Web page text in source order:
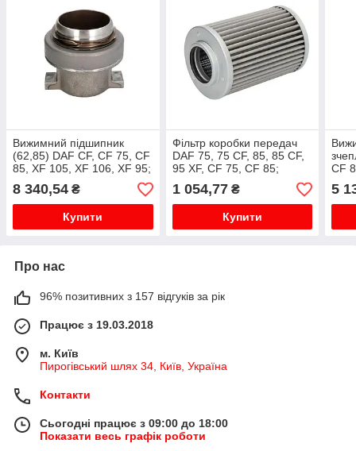
Вижимний підшипник
(62,85) DAF CF, CF 75, CF
85, XF 105, XF 106, XF 95;
IVECO EUROCARGO I-III,
EUROFIRE II, EUROSTAR,
EUROTECH ...
8 340,54 ₴
Купити
Фільтр коробки передач
DAF 75, 75 CF, 85, 85 CF,
95 XF, CF 75, CF 85;
IVECO EUROCARGO I-III,
EUROSTAR, EUROTECH
MH, EUROTECH MP...
1 054,77₴
Купити
CF
XF
I,
5
Про нас
96% позитивних з 157 відгуків за рік
Працює з 19.03.2018
м. Київ
Пирогівський шлях 34, Київ, Україна
Контакти
Сьогодні працює з 09:00 до 18:00
Показати весь графік роботи